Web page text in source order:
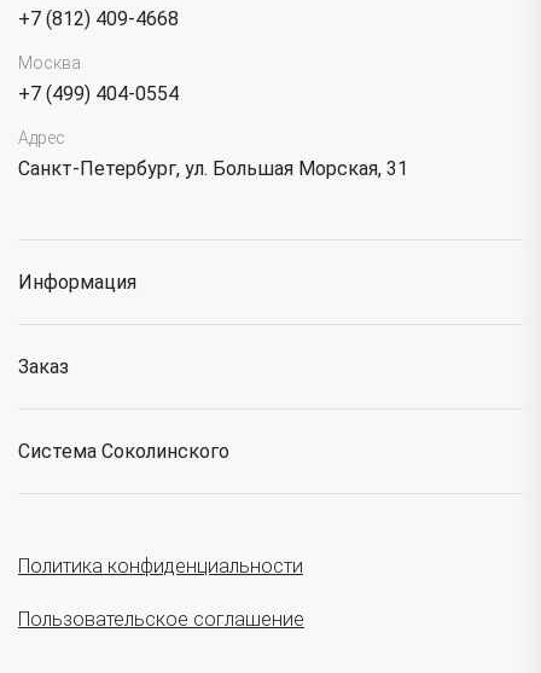
+7 (812) 409-4668
Москва
+7 (499) 404-0554
Адрес
Санкт-Петербург, ул. Большая Морская, 31
Информация
Заказ
Система Соколинского
Политика конфиденциальности
Пользовательское соглашение